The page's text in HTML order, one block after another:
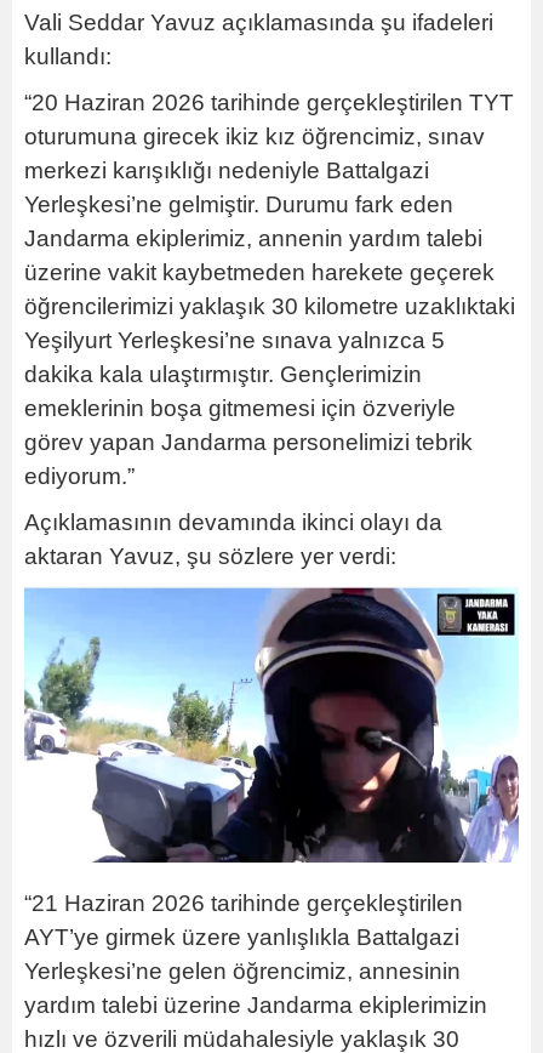
Vali Seddar Yavuz açıklamasında şu ifadeleri
kullandı:
“20 Haziran 2026 tarihinde gerçekleştirilen TYT
oturumuna girecek ikiz kız öğrencimiz, sınav
merkezi karışıklığı nedeniyle Battalgazi
Yerleşkesi’ne gelmiştir. Durumu fark eden
Jandarma ekiplerimiz, annenin yardım talebi
üzerine vakit kaybetmeden harekete geçerek
öğrencilerimizi yaklaşık 30 kilometre uzaklıktaki
Yeşilyurt Yerleşkesi’ne sınava yalnızca 5
dakika kala ulaştırmıştır. Gençlerimizin
emeklerinin boşa gitmemesi için özveriyle
görev yapan Jandarma personelimizi tebrik
ediyorum.”
Açıklamasının devamında ikinci olayı da
aktaran Yavuz, şu sözlere yer verdi:
“21 Haziran 2026 tarihinde gerçekleştirilen
AYT’ye girmek üzere yanlışlıkla Battalgazi
Yerleşkesi’ne gelen öğrencimiz, annesinin
yardım talebi üzerine Jandarma ekiplerimizin
hızlı ve özverili müdahalesiyle yaklaşık 30